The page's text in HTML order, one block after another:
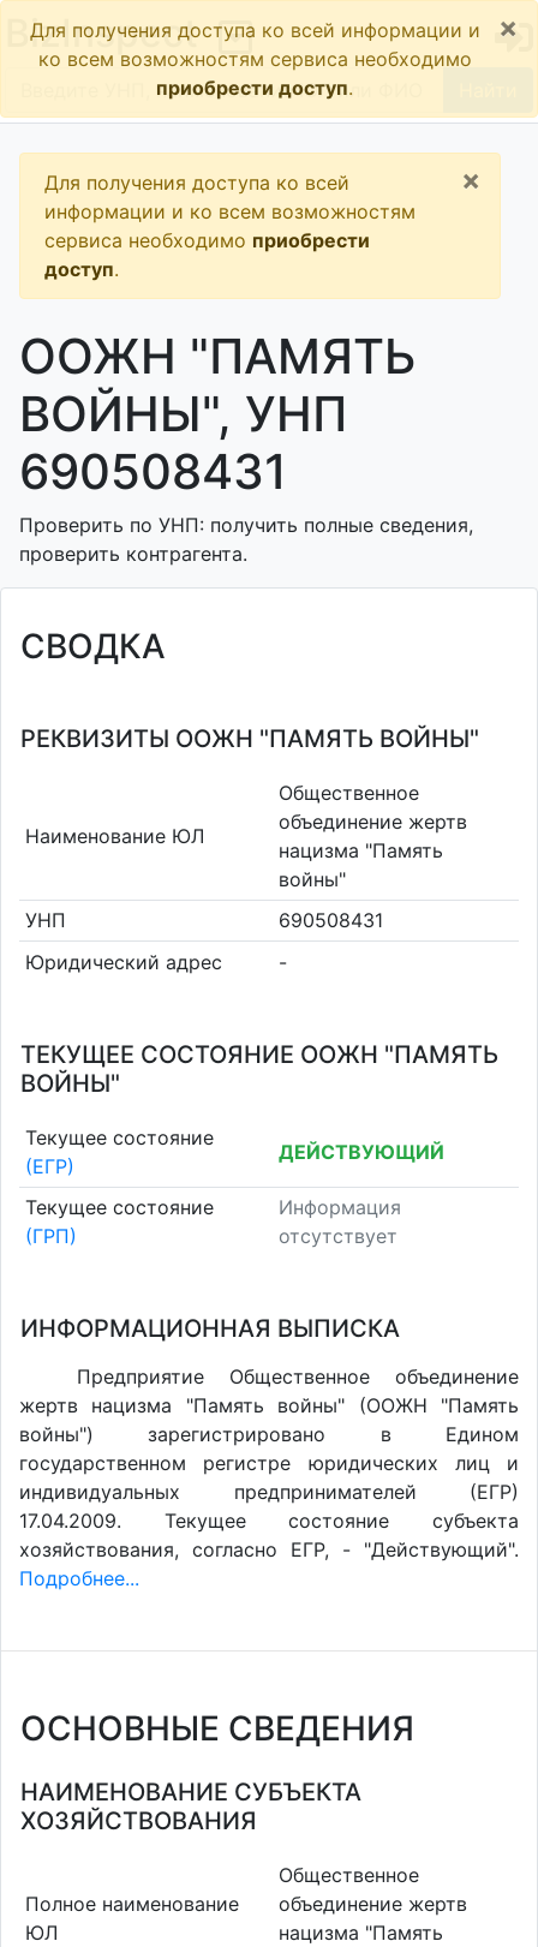
BizInspect
Для получения доступа ко всей информации и
ко всем возможностям сервиса необходимо
приобрести доступ.
×
Для получения доступа ко всей
информации и ко всем возможностям
сервиса необходимо приобрести
доступ.
×
ООЖН "ПАМЯТЬ
ВОЙНЫ", УНП
690508431
Проверить по УНП: получить полные сведения,
проверить контрагента.
СВОДКА
РЕКВИЗИТЫ ООЖН "ПАМЯТЬ ВОЙНЫ"
Наименование ЮЛ
Общественное
объединение жертв
нацизма "Память
войны"
УНП
690508431
Юридический адрес
-
ТЕКУЩЕЕ СОСТОЯНИЕ ООЖН "ПАМЯТЬ
ВОЙНЫ"
Текущее состояние
(ЕГР)
ДЕЙСТВУЮЩИЙ
Текущее состояние
(ГРП)
Информация
отсутствует
ИНФОРМАЦИОННАЯ ВЫПИСКА
Предприятие Общественное объединение
жертв нацизма "Память войны" (ООЖН "Память
войны") зарегистрировано в Едином
государственном регистре юридических лиц и
индивидуальных предпринимателей (ЕГР)
17.04.2009. Текущее состояние субъекта
хозяйствования, согласно ЕГР, - "Действующий".
Подробнее...
ОСНОВНЫЕ СВЕДЕНИЯ
НАИМЕНОВАНИЕ СУБЪЕКТА
ХОЗЯЙСТВОВАНИЯ
Полное наименование
ЮЛ
Общественное
объединение жертв
нацизма "Память